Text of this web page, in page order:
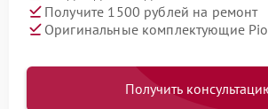
Получите 1500 рублей на ремонт
Оригинальные комплектующие
Получить